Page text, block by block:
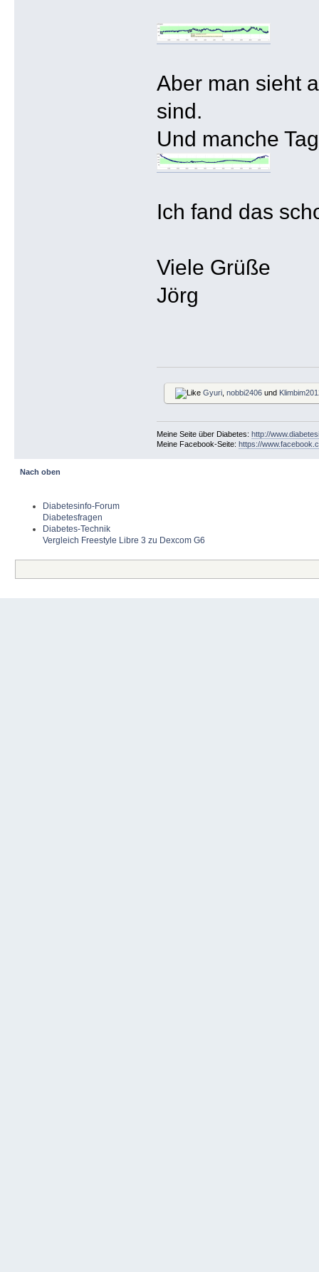
Aber man sieht
sind.
Und manche
Ich fand das
Viele Grüße
Jörg
Gyuri, nobbi2406und
Meine Seite über Diabetes: http://
Meine Facebook-Seite: https://
Nach oben
Diabetesinfo-Forum
Diabetesfragen
Diabetes-Technik
Vergleich Freestyle Libre 3 zu Dexcom G6